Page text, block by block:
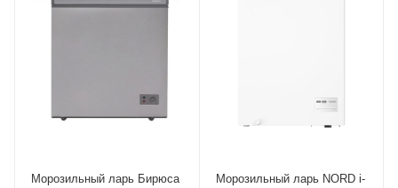
от 100 до 200 л
Морозильный ларь Бирюса
Морозильный ларь NORD i-